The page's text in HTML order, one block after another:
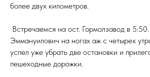
более двух километров.
Встречаемся на ост. Гормолзавод в
Эммануилович на ногах аж с четырех
успел уже убрать две остановки и
пешеходные дорожки.